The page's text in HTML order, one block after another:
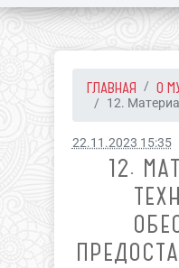
ГЛАВНАЯ О
12.
22.11.2023 15:35
12.